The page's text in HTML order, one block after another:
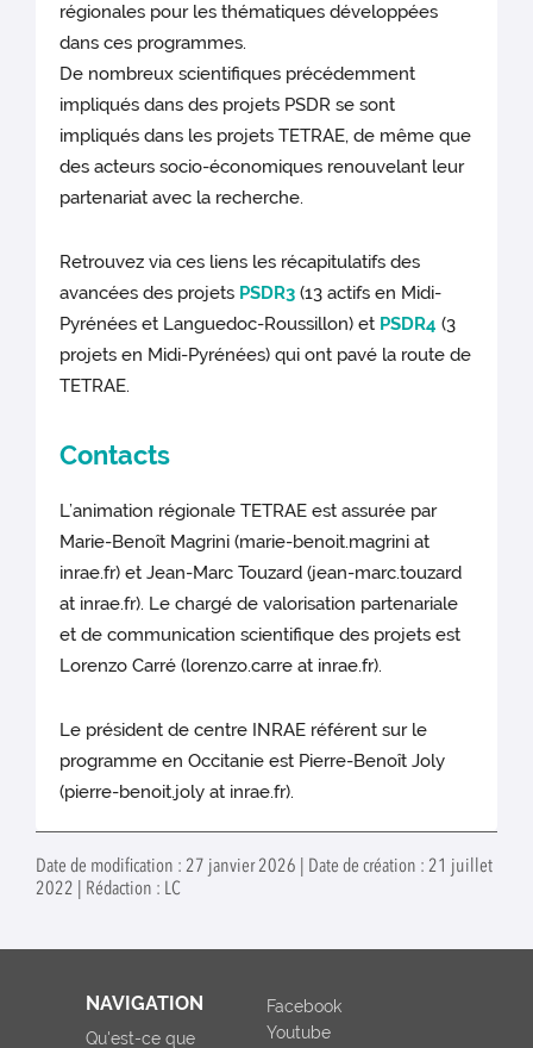
régionales pour les thématiques développées
dans ces programmes.
De nombreux scientifiques précédemment
impliqués dans des projets PSDR se sont
impliqués dans les projets TETRAE, de même que
des acteurs socio-économiques renouvelant leur
partenariat avec la recherche.
Retrouvez via ces liens les récapitulatifs des
avancées des projets PSDR3 (13 actifs en Midi-
Pyrénées et Languedoc-Roussillon) et PSDR4 (3
projets en Midi-Pyrénées) qui ont pavé la route de
TETRAE.
Contacts
L’animation régionale TETRAE est assurée par
Marie-Benoît Magrini (marie-benoit.magrini at
inrae.fr) et Jean-Marc Touzard (jean-marc.touzard
at inrae.fr). Le chargé de valorisation partenariale
et de communication scientifique des projets est
Lorenzo Carré (lorenzo.carre at inrae.fr).
Le président de centre INRAE référent sur le
programme en Occitanie est Pierre-Benoît Joly
(pierre-benoit.joly at inrae.fr).
Date de modification : 27 janvier 2026 | Date de création : 21 juillet
2022 | Rédaction : LC
NAVIGATION
Qu'est-ce que
Facebook
Youtube